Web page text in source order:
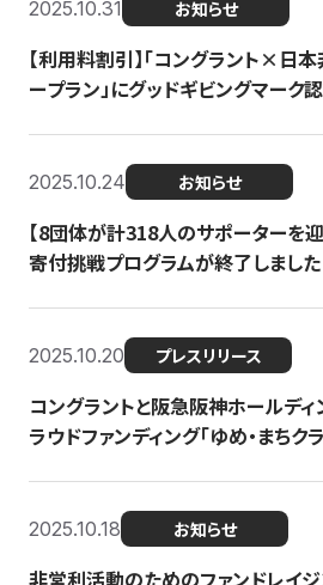
2025.10.31 お知らせ
【利用料割引】「コングラント×日
ープラン」にグッドギビングマーク
2025.10.24 お知らせ
【8団体が計318人のサポーターを
寄付挑戦プログラムが終了しました
2025.10.20 プレスリリース
コングラントと阪急阪神ホールデ
ラウドファンディング「ゆめ・まちク
2025.10.18 お知らせ
非営利活動のためのファンドレイ